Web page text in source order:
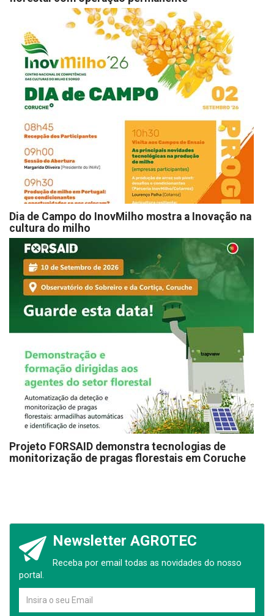
Dia de Campo do InovMilho mostra a Inovação na
cultura do milho
Projeto FORSAID demonstra tecnologias de
monitorização de pragas florestais em Coruche
Newsletter AGROTEC
Receba por email todas as novidades do nosso
portal.